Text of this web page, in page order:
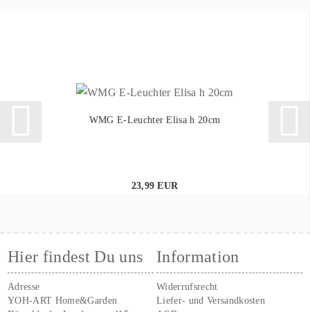
WMG E-Leuchter Elisa h 20cm
23,99 EUR
Hier findest Du uns
Adresse
YOH-ART Home&Garden
Information
Widerrufsrecht
Liefer- und Versandkosten